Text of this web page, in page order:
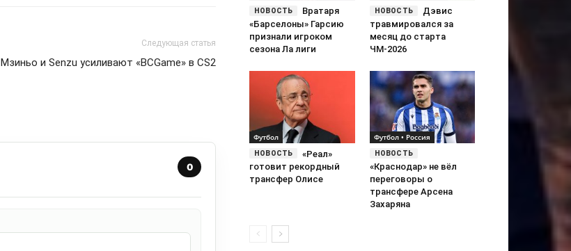
Следующая статья
Мзиньо и Senzu усиливают «BCGame» в CS2
0
Вратаря
«Барселоны» Гарсию
признали игроком
сезона Ла лиги
Дэвис
травмировался за
месяц до старта
ЧМ-2026
Футбол
«Реал»
готовит рекордный
трансфер Олисе
Футбол • Россия
«Краснодар» не вёл
переговоры о
трансфере Арсена
Захаряна